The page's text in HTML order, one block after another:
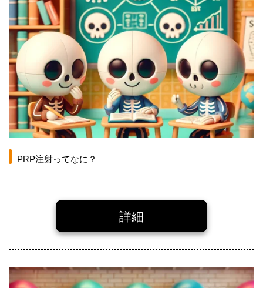
PRP注射ってなに？
詳細